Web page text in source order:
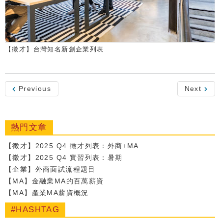
【徵才】台灣知名新創企業列表
Previous Next
熱門文章
【徵才】2025 Q4 徵才列表：外商+MA
【徵才】2025 Q4 實習列表：暑期
【企業】外商面試流程題目
【MA】金融業MA的百萬薪資
【MA】產業MA薪資概況
#HASHTAG